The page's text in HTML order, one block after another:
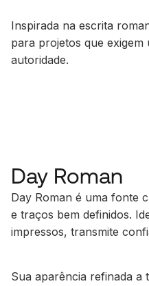
Inspirada na escrita
para projetos que exigem
autoridade.
Day Roman
Day Roman é uma fonte
e traços bem definidos.
impressos, transmite
Sua aparência refinada